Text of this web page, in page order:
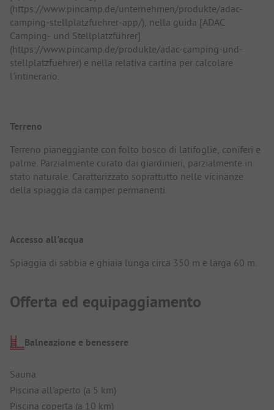
(https://www.pincamp.de/unternehmen/produkte/adac-
camping-stellplatzfuehrer-app/), nella guida [ADAC
Camping- und Stellplatzführer]
(https://www.pincamp.de/produkte/adac-camping-und-
stellplatzfuehrer) e nella relativa cartina per calcolare
l'intinerario.
Terreno
Terreno pianeggiante con folto bosco di latifoglie, coniferi e
palme. Parzialmente curato dai giardinieri, parzialmente in
stato naturale. Caratterizzato soprattutto nelle vicinanze
della spiaggia da camper permanenti.
Accesso all'acqua
Spiaggia di sabbia e ghiaia lunga circa 350 m e larga 60 m.
Offerta ed equipaggiamento
Balneazione e benessere
Sauna
Piscina all'aperto (a 5 km)
Piscina coperta (a 10 km)